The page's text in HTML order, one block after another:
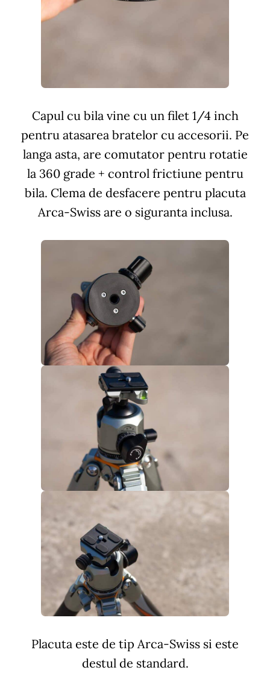
Capul cu bila vine cu un filet 1/4 inch
pentru atasarea bratelor cu accesorii. Pe
langa asta, are comutator pentru rotatie
la 360 grade + control frictiune pentru
bila. Clema de desfacere pentru placuta
Arca-Swiss are o siguranta inclusa.
Placuta este de tip Arca-Swiss si este
destul de standard.